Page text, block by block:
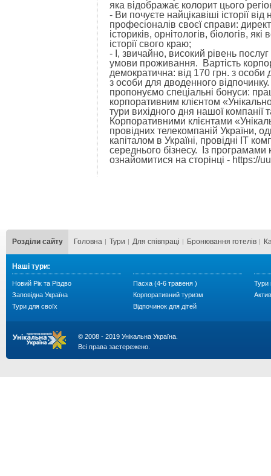
яка відображає колорит цього
- Ви почуєте найцікавіші історії
професіоналів своєї справи:
істориків, орнітологів, біологів,
історії свого краю;
- І, звичайно, високий рівень
умови проживання. Вартість
демократична: від 170 грн. з особи
з особи для дводенного
пропонуємо спеціальні бонуси:
корпоративним клієнтом
тури вихідного дня нашої компанії
Корпоративними клієнтами
провідних телекомпаній України,
капіталом в Україні, провідні ІТ
середнього бізнесу. Із
ознайомитися на сторінці - https://
Розділи сайту Головна Тури Для cпівпраці Бронювання готелів
Наші тури:
Новий Рік та Різдво
Заповідна Україна
Тури для своїх
Пасха (4-6 травеня )
Корпоративний туризм
Відпочинок для дітей
Тури
© 2008 - 2019 Унікальна Україна.
Всі права застережено.